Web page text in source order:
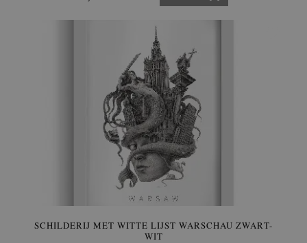
SCHILDERIJ MET WITTE LIJST WARSCHAU ZWART-
WIT